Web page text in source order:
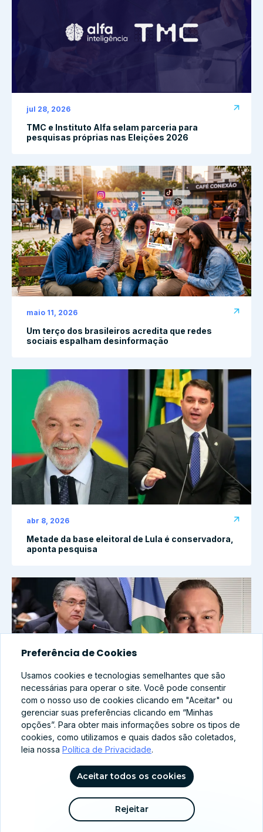
jul 28, 2026
TMC e Instituto Alfa selam parceria para
pesquisas próprias nas Eleições 2026
maio 11, 2026
Um terço dos brasileiros acredita que redes
sociais espalham desinformação
abr 8, 2026
Metade da base eleitoral de Lula é conservadora,
aponta pesquisa
abr 8, 2026
Família Brasileira no Centro: Como PT e PL
ajustam seus discursos para 2026?
Preferência de Cookies
Usamos cookies e tecnologias semelhantes que são
necessárias para operar o site. Você pode consentir
com o nosso uso de cookies clicando em "Aceitar" ou
gerenciar suas preferências clicando em “Minhas
opções”. Para obter mais informações sobre os tipos de
cookies, como utilizamos e quais dados são coletados,
leia nossa Política de Privacidade.
Aceitar todos os cookies
Rejeitar